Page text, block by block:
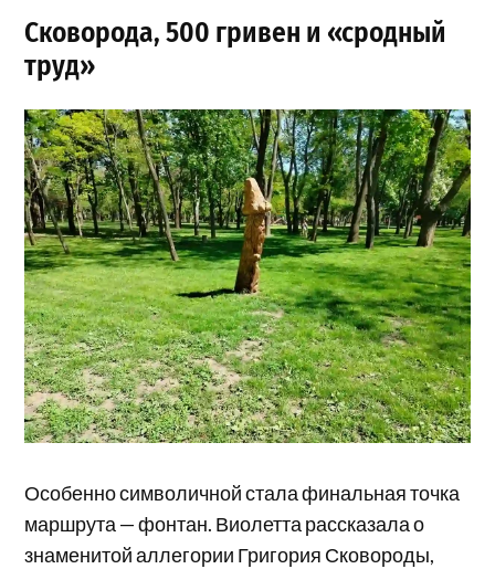
Сковорода, 500 гривен и «сродный
труд»
Особенно символичной стала финальная точка
маршрута — фонтан. Виолетта рассказала о
знаменитой аллегории Григория Сковороды,